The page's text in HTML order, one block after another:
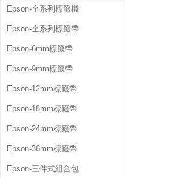
Epson-全系列標籤機
Epson-全系列標籤帶
Epson-6mm標籤帶
Epson-9mm標籤帶
Epson-12mm標籤帶
Epson-18mm標籤帶
Epson-24mm標籤帶
Epson-36mm標籤帶
Epson-三件式組合包